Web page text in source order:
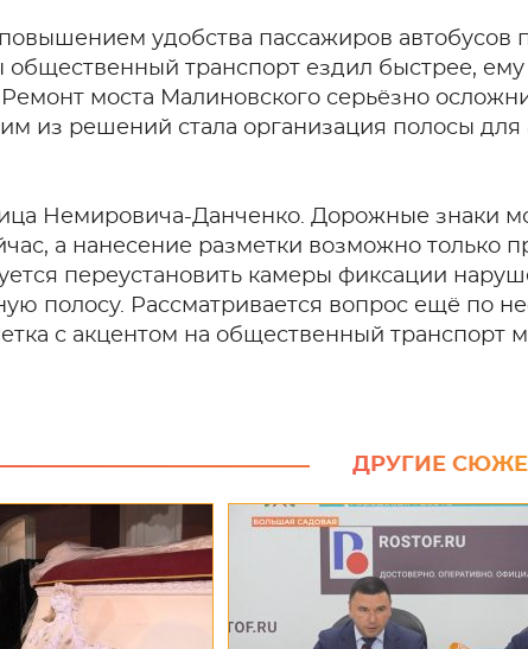
удобства пассажиров автобусов
общественный транспорт ездил быстрее,
моста Малиновского серьёзно
из решений стала организация полосы для
Немировича-Данченко. Дорожные знаки
а нанесение разметки возможно только
переустановить камеры фиксации
полосу. Рассматривается вопрос ещё по
с акцентом на общественный транспорт
ДРУГИЕ